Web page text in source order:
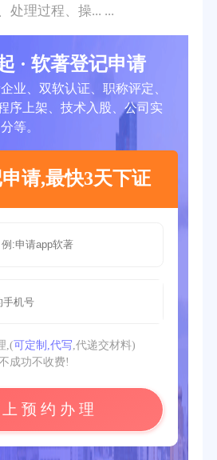
处理过程、操... ...
· 软著登记申请
业、双软认证、职称评定、
序上架、技术入股、公司实
等。
请,最快3天下证
,(可定制,代写 ,代递交材料)
成功不收费!
预 约 办 理